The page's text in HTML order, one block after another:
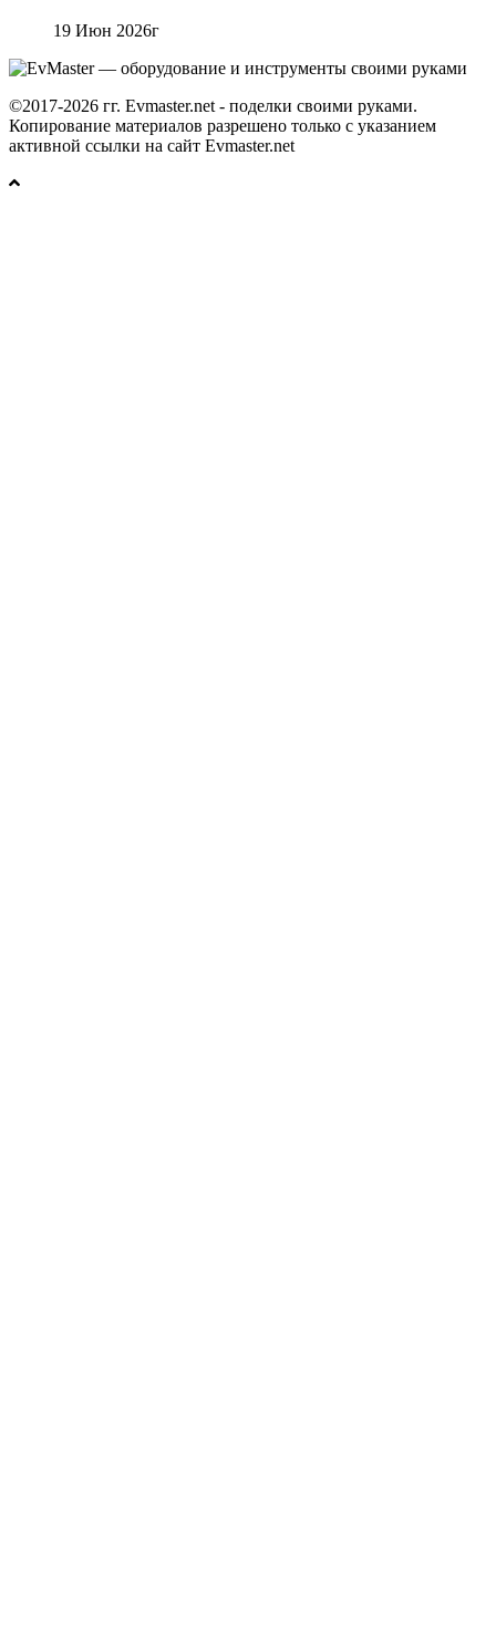
19 Июн 2026г
©2017-2026 гг. Evmaster.net - поделки своими руками.
Копирование материалов разрешено только с указанием
активной ссылки на сайт Evmaster.net